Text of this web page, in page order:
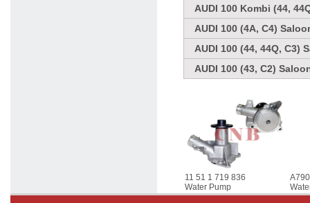
AUDI 100 Kombi (44,
AUDI 100 (4A, C4)
AUDI 100 (44, 44Q, C3)
AUDI 100 (43, C2)
11 51 1 719 836
Water Pump